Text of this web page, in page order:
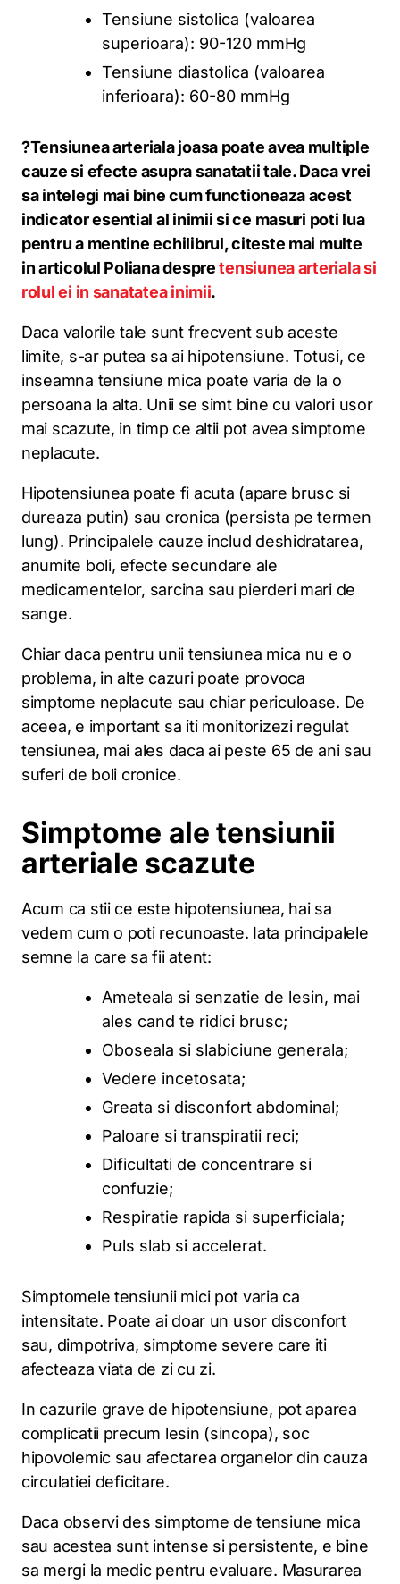
Tensiune sistolica (valoarea
superioara): 90-120 mmHg
Tensiune diastolica (valoarea
inferioara): 60-80 mmHg
?Tensiunea arteriala joasa poate avea multiple
cauze si efecte asupra sanatatii tale. Daca vrei
sa intelegi mai bine cum functioneaza acest
indicator esential al inimii si ce masuri poti lua
pentru a mentine echilibrul, citeste mai multe
in articolul Poliana despretensiunea arteriala si
rolul ei in sanatatea inimii.
Daca valorile tale sunt frecvent sub aceste
limite, s-ar putea sa ai hipotensiune. Totusi, ce
inseamna tensiune mica poate varia de la o
persoana la alta. Unii se simt bine cu valori usor
mai scazute, in timp ce altii pot avea simptome
neplacute.
Hipotensiunea poate fi acuta (apare brusc si
dureaza putin) sau cronica (persista pe termen
lung). Principalele cauze includ deshidratarea,
anumite boli, efecte secundare ale
medicamentelor, sarcina sau pierderi mari de
sange.
Chiar daca pentru unii tensiunea mica nu e o
problema, in alte cazuri poate provoca
simptome neplacute sau chiar periculoase. De
aceea, e important sa iti monitorizezi regulat
tensiunea, mai ales daca ai peste 65 de ani sau
suferi de boli cronice.
Simptome ale tensiunii
arteriale scazute
Acum ca stii ce este hipotensiunea, hai sa
vedem cum o poti recunoaste. Iata principalele
semne la care sa fii atent:
Ameteala si senzatie de lesin, mai
ales cand te ridici brusc;
Oboseala si slabiciune generala;
Vedere incetosata;
Greata si disconfort abdominal;
Paloare si transpiratii reci;
Dificultati de concentrare si
confuzie;
Respiratie rapida si superficiala;
Puls slab si accelerat.
Simptomele tensiunii mici pot varia ca
intensitate. Poate ai doar un usor disconfort
sau, dimpotriva, simptome severe care iti
afecteaza viata de zi cu zi.
In cazurile grave de hipotensiune, pot aparea
complicatii precum lesin (sincopa), soc
hipovolemic sau afectarea organelor din cauza
circulatiei deficitare.
Daca observi des simptome de tensiune mica
sau acestea sunt intense si persistente, e bine
sa mergi la medic pentru evaluare. Masurarea